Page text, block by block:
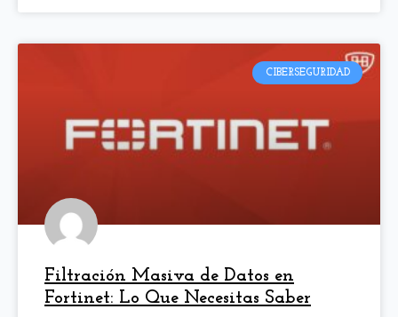
CIBERSEGURIDAD
Filtración Masiva de Datos en
Fortinet: Lo Que Necesitas Saber